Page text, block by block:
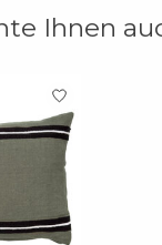
Ihnen
Artikel